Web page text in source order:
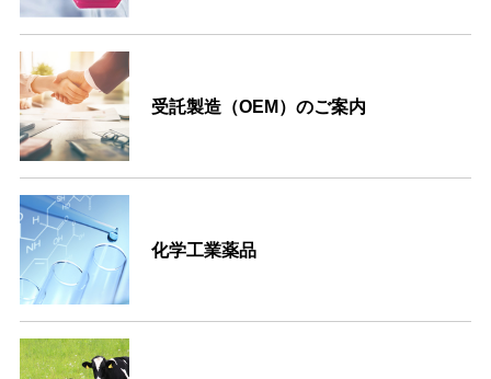
受託製造（OEM）のご案内
化学工業薬品